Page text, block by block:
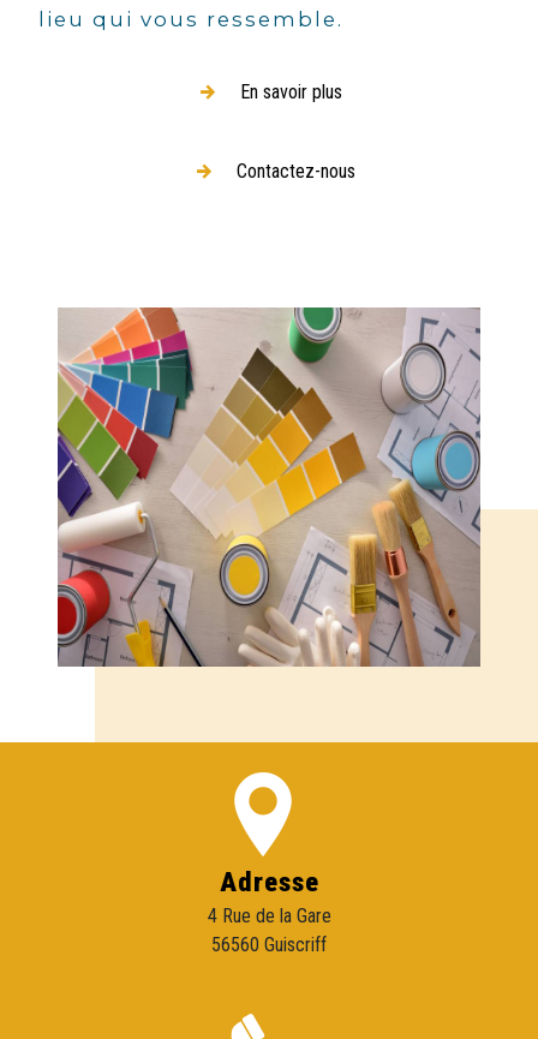
lieu qui vous ressemble.
En savoir plus
Contactez-nous
Adresse
4 Rue de la Gare
56560 Guiscriff